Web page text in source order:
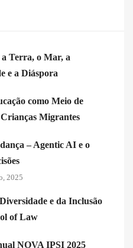
Terra, o Mar, a
e a Diáspora
como Meio de
Migrantes
– Agentic AI e o
2025
e da Inclusão
of Law
NOVA IPSI 2025